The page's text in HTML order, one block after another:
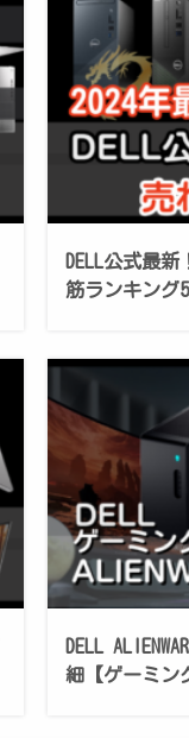
DELL公式最
筋ランキング
DELL
細【ゲーミン